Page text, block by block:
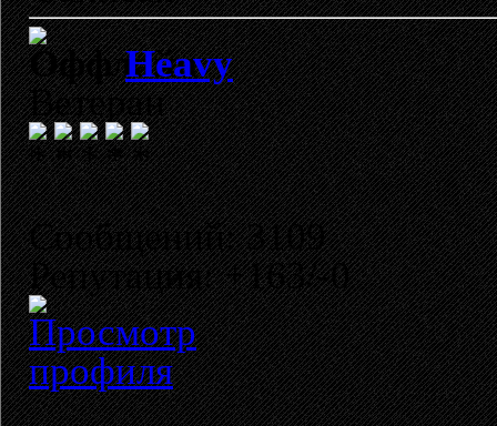
Heavy
Ветеран
Сообщений: 3109
Репутация: +163/-0